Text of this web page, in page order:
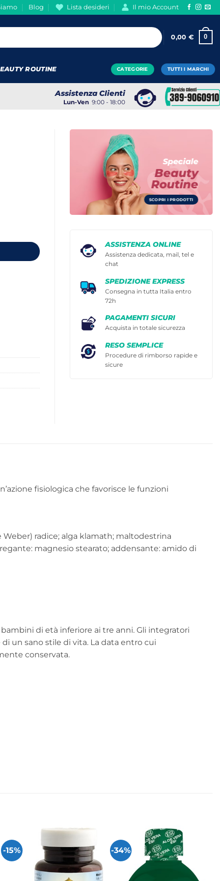
Blog Lista desideri Il mio Account
0,00 € 0
ROUTINE CATEGORIE TUTTI I MARCHI
Assistenza Clienti
Lun-Ven 9:00 - 18:00
Speciale
Beauty
Routine
SCOPRI I PRODOTTI
ASSISTENZA ONLINE
Assistenza dedicata, mail, tel e
chat
SPEDIZIONE EXPRESS
Consegna in tutta Italia entro
72h
PAGAMENTI SICURI
Acquista in totale sicurezza
RESO SEMPLICE
Procedure di rimborso rapide e
sicure
fisiologica che favorisce le funzioni
Weber) radice; alga klamath; maltodestrina
magnesio stearato; addensante: amido di
di età inferiore ai tre anni. Gli integratori
un sano stile di vita. La data entro cui
conservata.
-15% -34%